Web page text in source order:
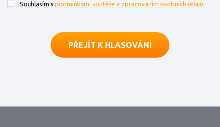
Souhlasím s podmínkami soutěže a zpracováním osobních údajů